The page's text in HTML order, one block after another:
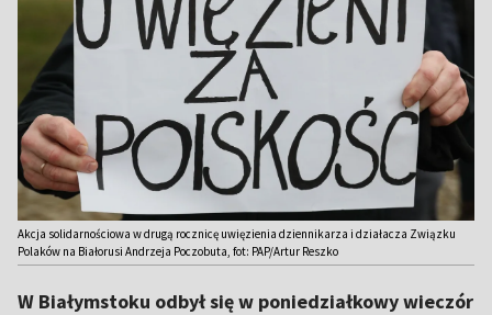
Akcja solidarnościowa w drugą rocznicę uwięzienia dziennikarza i działacza Związku
Polaków na Białorusi Andrzeja Poczobuta, fot: PAP/Artur Reszko
W Białymstoku odbył się w poniedziałkowy wieczór